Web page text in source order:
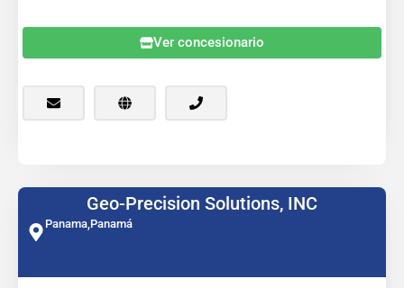
Ver concesionario
Geo-Precision Solutions, INC
Panama, Panamá